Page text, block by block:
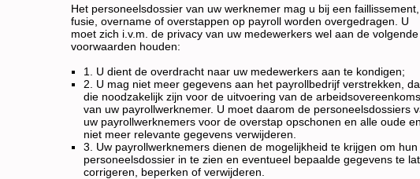
Het personeelsdossier van uw werknemer mag u bij een faillissement,
fusie, overname of overstappen op payroll worden overgedragen. U
moet zich i.v.m. de privacy van uw medewerkers wel aan de volgende
voorwaarden houden:
1. U dient de overdracht naar uw medewerkers aan te kondigen;
2. U mag niet meer gegevens aan het payrollbedrijf verstrekken,
die noodzakelijk zijn voor de uitvoering van de
van uw payrollwerknemer. U moet daarom de personeelsdossiers
uw payrollwerknemers voor de overstap opschonen en alle oude
niet meer relevante gegevens verwijderen.
3. Uw payrollwerknemers dienen de mogelijkheid te krijgen om hun
personeelsdossier in te zien en eventueel bepaalde gegevens te
corrigeren, beperken of verwijderen.